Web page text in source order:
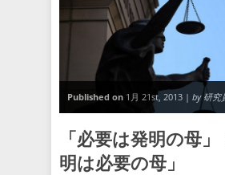
Published on 1月 21st, 2013 | by 研究
「必要は発明の母
明は必要の母」